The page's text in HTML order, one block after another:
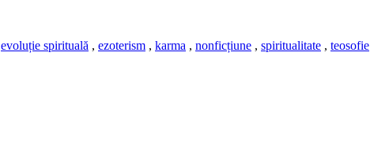
evoluție spirituală , ezoterism , karma , nonficțiune , spiritualitate , teosofie